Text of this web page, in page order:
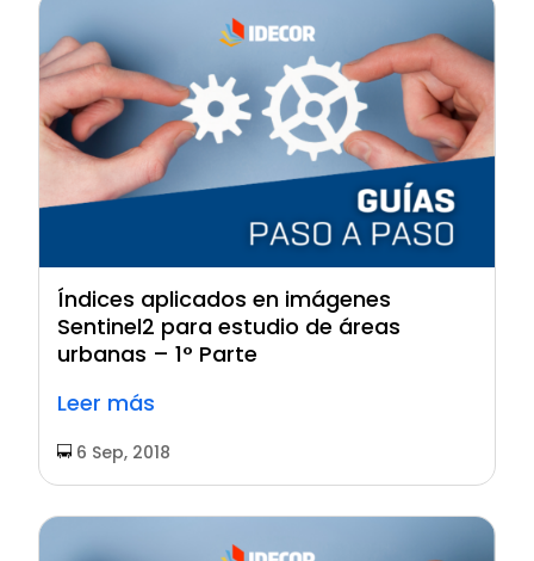
Índices aplicados en imágenes
Sentinel2 para estudio de áreas
urbanas – 1° Parte
Leer más
6 Sep, 2018